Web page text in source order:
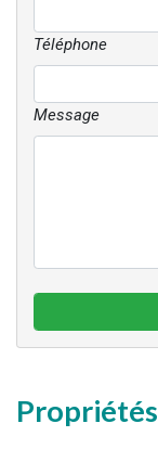
Téléphone
Message